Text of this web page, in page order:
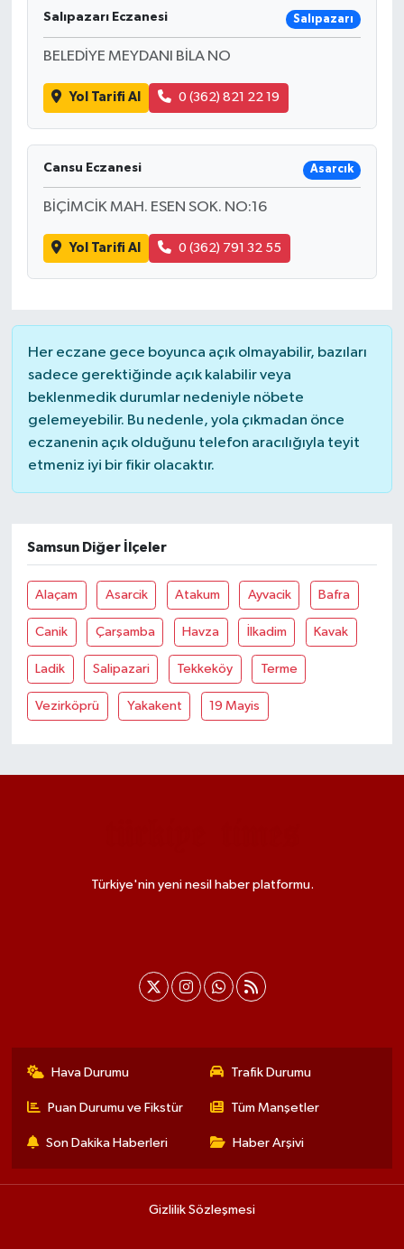
Salıpazarı Eczanesi Salıpazarı
BELEDİYE MEYDANI BİLA NO
Yol Tarifi Al 0 (362) 821 22 19
Cansu Eczanesi Asarcık
BİÇİMCİK MAH. ESEN SOK. NO:16
Yol Tarifi Al 0 (362) 791 32 55
Her eczane gece boyunca açık olmayabilir, bazıları
sadece gerektiğinde açık kalabilir veya
beklenmedik durumlar nedeniyle nöbete
gelemeyebilir. Bu nedenle, yola çıkmadan önce
eczanenin açık olduğunu telefon aracılığıyla teyit
etmeniz iyi bir fikir olacaktır.
Samsun Diğer İlçeler
Alaçam Asarcik Atakum Ayvacik Bafra
Canik Çarşamba Havza İlkadim Kavak
Ladik Salipazari Tekkeköy Terme
Vezirköprü Yakakent 19 Mayis
Türkiye'nin yeni nesil haber platformu.
Hava Durumu Trafik Durumu
Puan Durumu ve Fikstür Tüm Manşetler
Son Dakika Haberleri Haber Arşivi
Gizlilik Sözleşmesi